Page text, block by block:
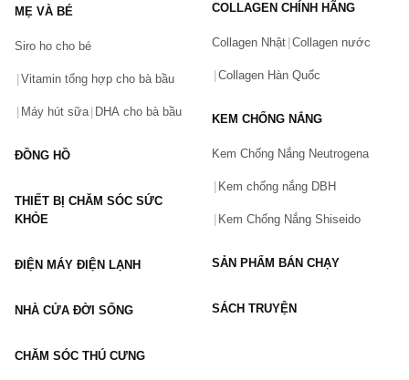
Vấn đề(*)
MẸ VÀ BÉ
Siro ho cho bé
Vitamin tổng hợp cho bà bầu
Máy hút sữa DHA cho bà bầu
ĐỒNG HỒ
THIẾT BỊ CHĂM SÓC SỨC
KHỎE
ĐIỆN MÁY ĐIỆN LẠNH
NHÀ CỬA ĐỜI SỐNG
CHĂM SÓC THÚ CƯNG
COLLAGEN CHÍNH HÃNG
Collagen Nhật Collagen nước
Collagen Hàn Quốc
KEM CHỐNG NẮNG
Kem Chống Nắng Neutrogena
Kem chống nắng DBH
Kem Chống Nắng Shiseido
SẢN PHẨM BÁN CHẠY
SÁCH TRUYỆN